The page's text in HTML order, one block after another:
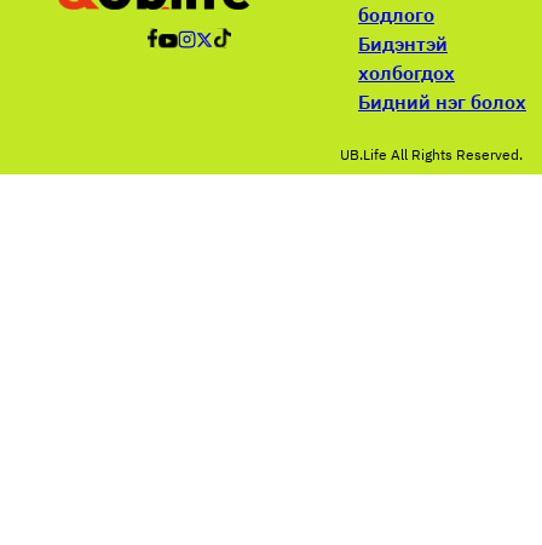
бодлого
Бидэнтэй
холбогдох
Бидний нэг болох
UB.Life All Rights Reserved.